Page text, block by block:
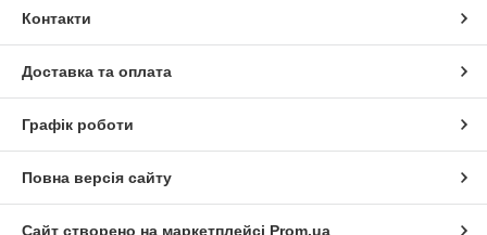
Контакти
Доставка та оплата
Графік роботи
Повна версія сайту
Сайт створено на маркетплейсі Prom.ua